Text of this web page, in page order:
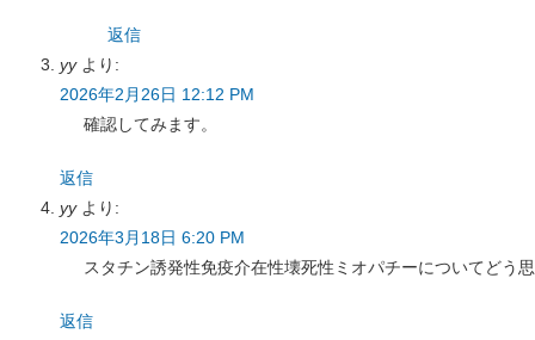
返信
yy より:
2026年2月26日 12:12 PM
確認してみます。
返信
yy より:
2026年3月18日 6:20 PM
スタチン誘発性免疫介在性壊死性ミオパチーについてどう
返信